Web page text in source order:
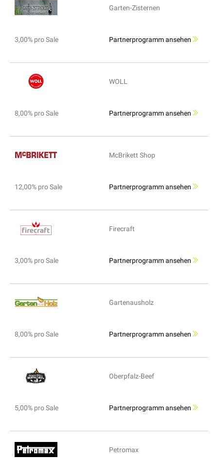
Garten-Zisternen
3,00% pro Sale Partnerprogramm ansehen
WOLL
8,00% pro Sale Partnerprogramm ansehen
McBrikett Shop
12,00% pro Sale Partnerprogramm ansehen
Firecraft
3,00% pro Sale Partnerprogramm ansehen
Gartenausholz
8,00% pro Sale Partnerprogramm ansehen
Oberpfalz-Beef
5,00% pro Sale Partnerprogramm ansehen
Petromax